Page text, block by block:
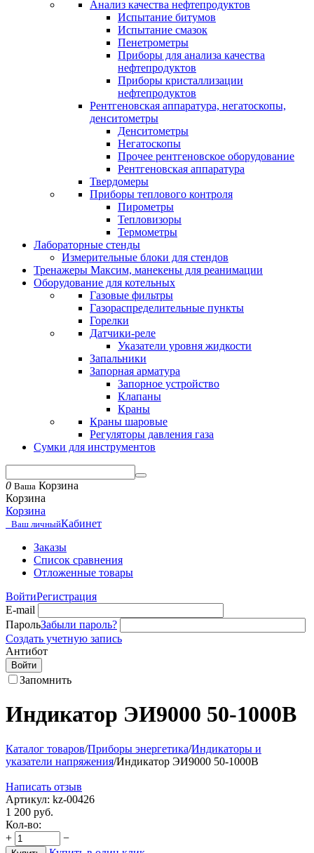
Анализ качества нефтепродуктов
Испытание битумов
Испытание смазок
Пенетрометры
Приборы для анализа качества
нефтепродуктов
Приборы кристаллизации
нефтепродуктов
Рентгеновская аппаратура, негатоскопы,
денситометры
Денситометры
Негатоскопы
Прочее рентгеновское оборудование
Рентгеновская аппаратура
Твердомеры
Приборы теплового контроля
Пирометры
Тепловизоры
Термометры
Лабораторные стенды
Измерительные блоки для стендов
Тренажеры Максим, манекены для реанимации
Оборудование для котельных
Газовые фильтры
Газораспределительные пункты
Горелки
Датчики-реле
Указатели уровня жидкости
Запальники
Запорная арматура
Запорное устройство
Клапаны
Краны
Краны шаровые
Регуляторы давления газа
Сумки для инструментов
0 Ваша Корзина
Корзина
Корзина
Ваш личныйКабинет
Заказы
Список сравнения
Отложенные товары
ВойтиРегистрация
E-mail
ПарольЗабыли пароль?
Создать учетную запись
Антибот
Войти
Запомнить
Индикатор ЭИ9000 50-1000В
Каталог товаров/Приборы энергетика/Индикаторы и
указатели напряжения/Индикатор ЭИ9000 50-1000В
Написать отзыв
Артикул: kz-00426
1 200 руб.
Кол-во:
+
−